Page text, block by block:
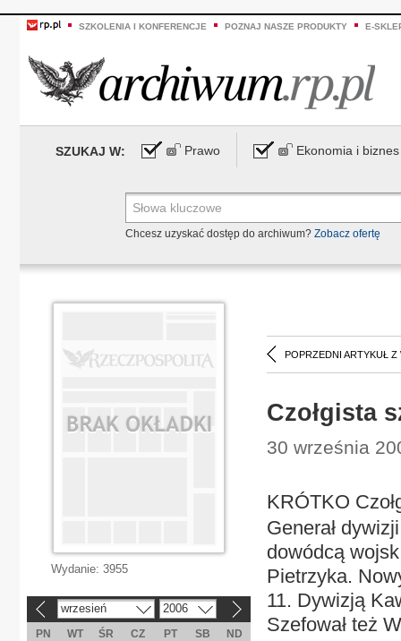
SZKOLENIA I KONFERENCJE POZNAJ NASZE PRODUKTY E-
SZUKAJ W: Prawo Ekonomia i biznes
Chcesz uzyskać dostęp do archiwum? Zobacz ofertę
POPRZEDNI ARTYKUŁ Z
Czołgista
30 września
KRÓTKO
Generał
dowódcą
Pietrzyka.
11. Dywizją
Szefował też
Wydanie: 3955
wrzesień 2006
PN WT ŚR CZ PT SB
ND